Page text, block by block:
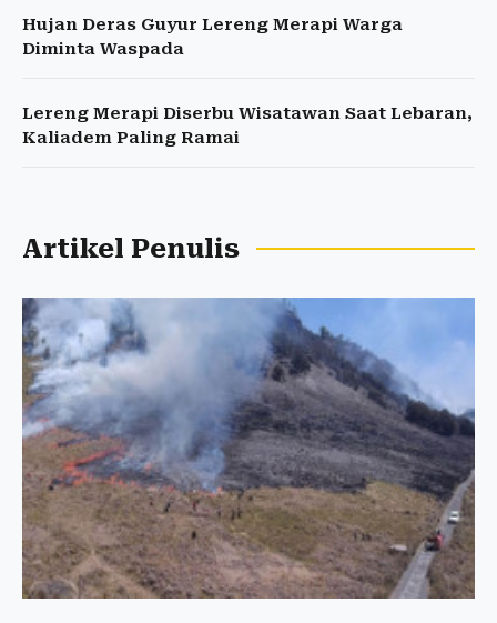
Hujan Deras Guyur Lereng Merapi Warga
Diminta Waspada
Lereng Merapi Diserbu Wisatawan Saat Lebaran,
Kaliadem Paling Ramai
Artikel Penulis